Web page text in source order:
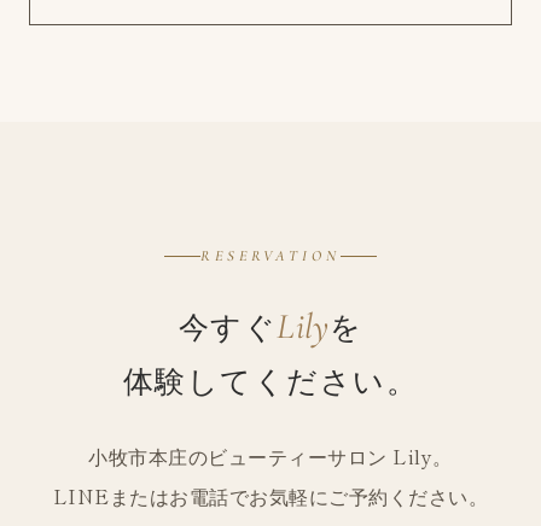
RESERVATION
今すぐLilyを
体験してください。
小牧市本庄のビューティーサロン Lily。
LINEまたはお電話でお気軽にご予約ください。